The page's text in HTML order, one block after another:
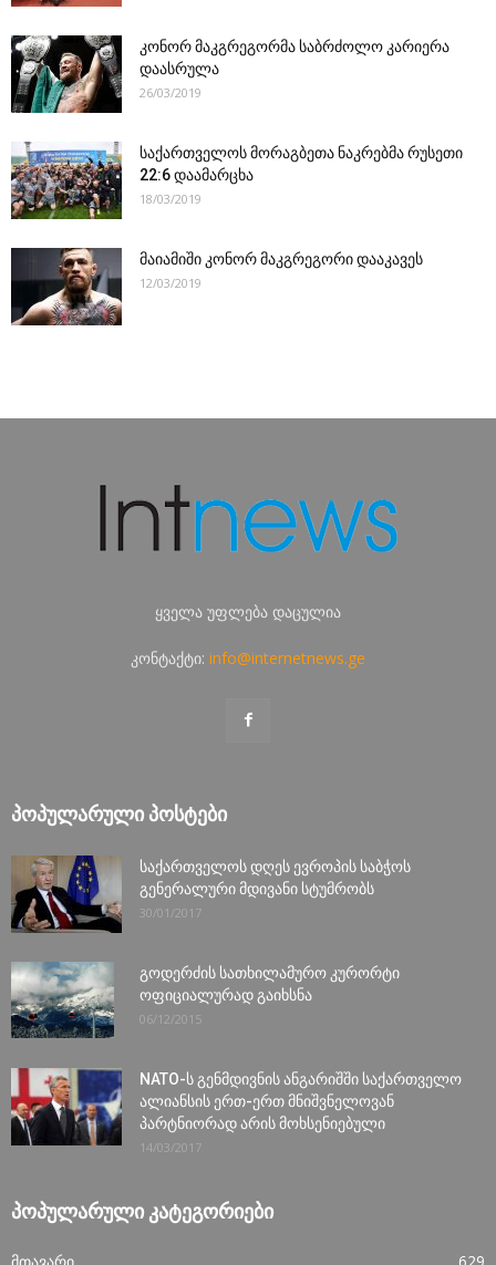
კონორ მაკგრეგორმა საბრძოლო კარიერა
დაასრულა
26/03/2019
საქართველოს მორაგბეთა ნაკრებმა რუსეთი
22:6 დაამარცხა
18/03/2019
მაიამიში კონორ მაკგრეგორი დააკავეს
12/03/2019
ყველა უფლება დაცულია
კონტაქტი: info@internetnews.ge
ᲞᲝᲞᲣᲚᲐᲠᲣᲚᲘ ᲞᲝᲡᲢᲔᲑᲘ
საქართველოს დღეს ევროპის საბჭოს
გენერალური მდივანი სტუმრობს
30/01/2017
გოდერძის სათხილამურო კურორტი
ოფიციალურად გაიხსნა
06/12/2015
NATO-ს გენმდივნის ანგარიშში საქართველო
ალიანსის ერთ-ერთ მნიშვნელოვან
პარტნიორად არის მოხსენიებული
14/03/2017
ᲞᲝᲞᲣᲚᲐᲠᲣᲚᲘ ᲙᲐᲢᲔᲒᲝᲠᲘᲔᲑᲘ